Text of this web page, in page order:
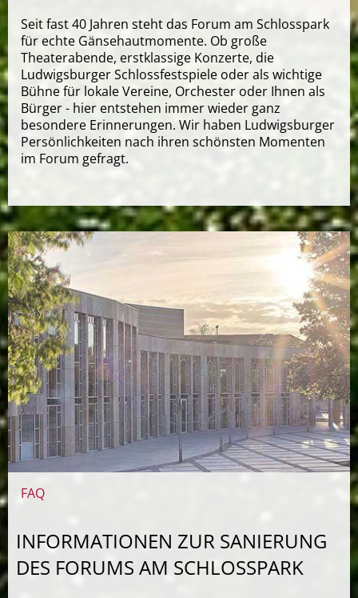
Seit fast 40 Jahren steht das Forum am Schlosspark
für echte Gänsehautmomente. Ob große
Theaterabende, erstklassige Konzerte, die
Ludwigsburger Schlossfestspiele oder als wichtige
Bühne für lokale Vereine, Orchester oder Ihnen als
Bürger - hier entstehen immer wieder ganz
besondere Erinnerungen. Wir haben Ludwigsburger
Persönlichkeiten nach ihren schönsten Momenten
im Forum gefragt.
FAQ
INFORMATIONEN ZUR SANIERUNG
DES FORUMS AM SCHLOSSPARK